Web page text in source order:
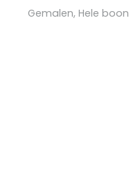
€12.50
Gemalen, Hele boon